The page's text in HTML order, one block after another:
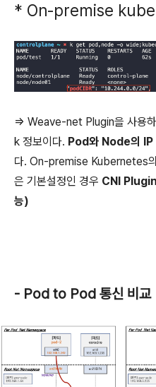
* On-premise
=> Weave-net Plugin을 사
k 정보이다. Pod와 Node의 IP
다. On-premise Kubernetes
은 기본설정인 경우 CNI Plugin
능)
- Pod to Pod 통신 비교